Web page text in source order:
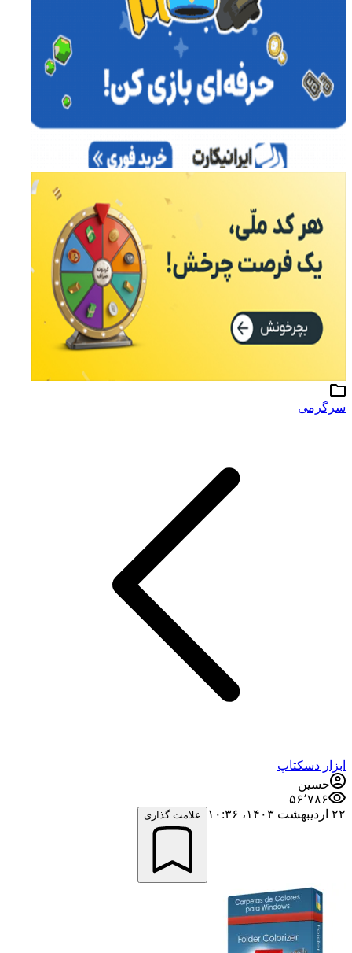
سرگرمی
ابزار دسکتاپ
حسین
۵۶٬۷۸۶
۲۲ اردیبهشت ۱۴۰۳،‏ ۱۰:۳۶
علامت گذاری